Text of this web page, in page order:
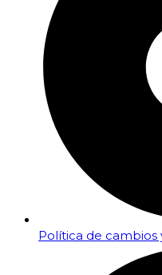
Política de cambios